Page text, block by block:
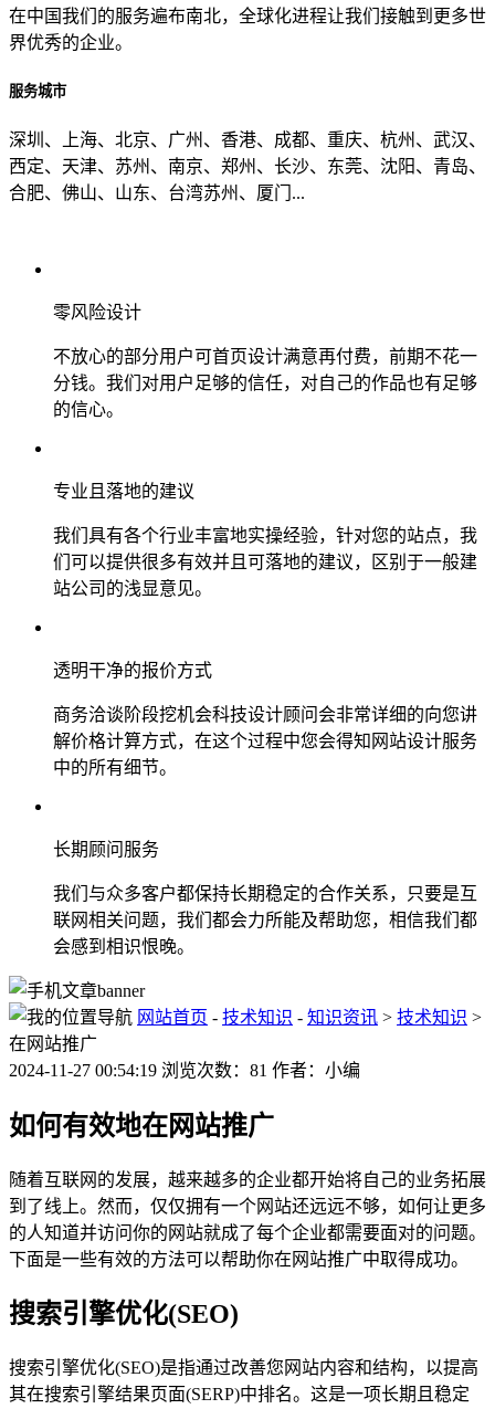
在中国我们的服务遍布南北，全球化进程让我们接触到更多世
界优秀的企业。
服务城市
深圳、上海、北京、广州、香港、成都、重庆、杭州、武汉、
西定、天津、苏州、南京、郑州、长沙、东莞、沈阳、青岛、
合肥、佛山、山东、台湾苏州、厦门...
零风险设计
不放心的部分用户可首页设计满意再付费，前期不花一
分钱。我们对用户足够的信任，对自己的作品也有足够
的信心。
专业且落地的建议
我们具有各个行业丰富地实操经验，针对您的站点，我
们可以提供很多有效并且可落地的建议，区别于一般建
站公司的浅显意见。
透明干净的报价方式
商务洽谈阶段挖机会科技设计顾问会非常详细的向您讲
解价格计算方式，在这个过程中您会得知网站设计服务
中的所有细节。
长期顾问服务
我们与众多客户都保持长期稳定的合作关系，只要是互
联网相关问题，我们都会力所能及帮助您，相信我们都
会感到相识恨晚。
网站首页 - 技术知识 - 知识资讯 > 技术知识 >
在网站推广
2024-11-27 00:54:19 浏览次数：81 作者：小编
如何有效地在网站推广
随着互联网的发展，越来越多的企业都开始将自己的业务拓展
到了线上。然而，仅仅拥有一个网站还远远不够，如何让更多
的人知道并访问你的网站就成了每个企业都需要面对的问题。
下面是一些有效的方法可以帮助你在网站推广中取得成功。
搜索引擎优化(SEO)
搜索引擎优化(SEO)是指通过改善您网站内容和结构，以提高
其在搜索引擎结果页面(SERP)中排名。这是一项长期且稳定